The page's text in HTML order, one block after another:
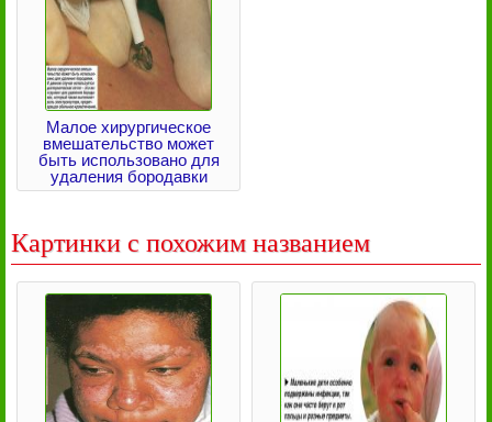
Малое хирургическое
вмешательство может
быть использовано для
удаления бородавки
Картинки с похожим названием